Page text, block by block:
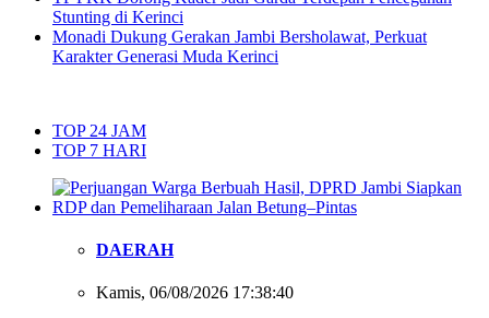
Stunting di Kerinci
Monadi Dukung Gerakan Jambi Bersholawat, Perkuat
Karakter Generasi Muda Kerinci
TOP 24 JAM
TOP 7 HARI
DAERAH
Kamis, 06/08/2026 17:38:40